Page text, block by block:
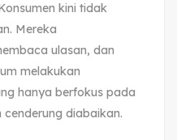
kini tidak
Mereka
ulasan, dan
melakukan
hanya berfokus pada
diabaikan.